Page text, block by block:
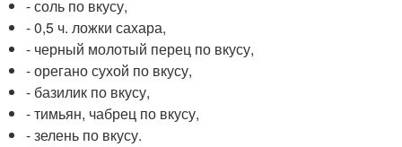
- соль по вкусу,
- 0,5 ч. ложки сахара,
- черный молотый перец по вкусу,
- орегано сухой по вкусу,
- базилик по вкусу,
- тимьян, чабрец по вкусу,
- зелень по вкусу.